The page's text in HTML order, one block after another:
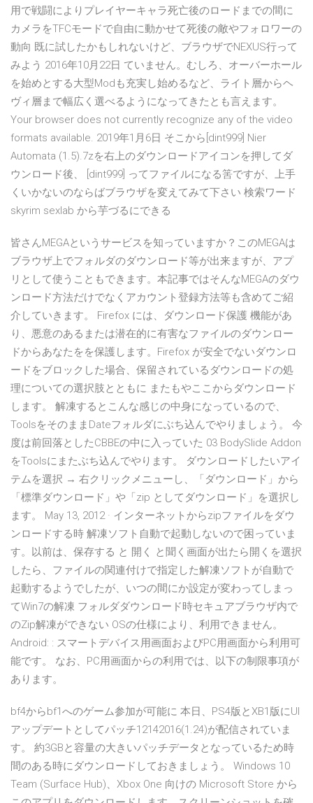
用で戦闘によりプレイヤーキャラ死亡後のロードまでの間に
カメラをTFCモードで自由に動かせて死後の敵やフォロワーの
動向 既に試したかもしれないけど、ブラウザでNEXUS行って
みよう 2016年10月22日 ていません。むしろ、オーバーホール
を始めとする大型Modも充実し始めるなど、ライト層からヘ
ヴィ層まで幅広く選べるようになってきたとも言えます。
Your browser does not currently recognize any of the video
formats available. 2019年1月6日 そこから[dint999] Nier
Automata (1.5).7zを右上のダウンロードアイコンを押してダ
ウンロード後、 [dint999] ってファイルになる筈ですが、上手
くいかないのならばブラウザを変えてみて下さい 検索ワード
skyrim sexlab から芋づるにできる
皆さんMEGAというサービスを知っていますか？このMEGAは
ブラウザ上でフォルダのダウンロード等が出来ますが、アプ
リとして使うこともできます。本記事ではそんなMEGAのダウ
ンロード方法だけでなくアカウント登録方法等も含めてご紹
介していきます。 Firefox には、ダウンロード保護 機能があ
り、悪意のあるまたは潜在的に有害なファイルのダウンロー
ドからあなたをを保護します。Firefox が安全でないダウンロ
ードをブロックした場合、保留されているダウンロードの処
理についての選択肢とともに またもやここからダウンロード
します。 解凍するとこんな感じの中身になっているので、
ToolsをそのままDateフォルダにぶち込んでやりましょう。 今
度は前回落としたCBBEの中に入っていた 03 BodySlide Addon
をToolsにまたぶち込んでやります。 ダウンロードしたいアイ
テムを選択 → 右クリックメニューし、「ダウンロード」から
「標準ダウンロード」や「zip としてダウンロード」を選択し
ます。 May 13, 2012 · インターネットからzipファイルをダウ
ンロードする時 解凍ソフト自動で起動しないので困っていま
す。以前は、保存する と 開く と聞く画面が出たら開くを選択
したら、ファイルの関連付けで指定した解凍ソフトが自動で
起動するようでしたが、いつの間にか設定が変わってしまっ
てWin7の解凍 フォルダダウンロード時セキュアブラウザ内で
のZip解凍ができない OSの仕様により、利用できません。
Android: : スマートデバイス用画面およびPC用画面から利用可
能です。 なお、PC用画面からの利用では、以下の制限事項が
あります。
bf4からbf1へのゲーム参加が可能に 本日、PS4版とXB1版にUI
アップデートとしてパッチ12142016(1.24)が配信されていま
す。 約3GBと容量の大きいパッチデータとなっているため時
間のある時にダウンロードしておきましょう。 Windows 10
Team (Surface Hub)、Xbox One 向けの Microsoft Store から